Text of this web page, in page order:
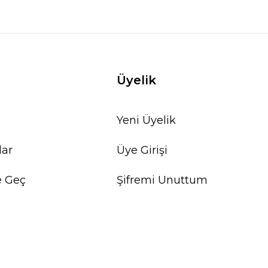
Geç
Üyelik
Yeni Üyelik
Üye Girişi
Şifremi Unuttum